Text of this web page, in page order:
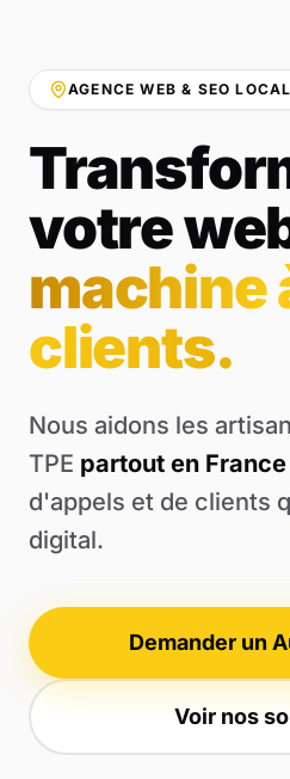
AGENCE WEB & SEO LOCAL
votre
machine
clients.
Nous aidons les
TPE partout en France
d'appels et de clients
digital.
Demander un
Voir nos